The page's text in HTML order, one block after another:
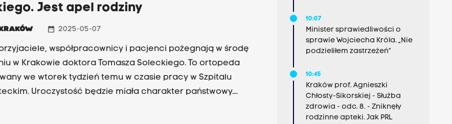
Jest apel rodziny
date_range 2025-05-07
przyjaciele, współpracownicy i pacjenci pożegnają w środę
w Krakowie doktora Tomasza Soleckiego. To ortopeda
we wtorek tydzień temu w czasie pracy w Szpitalu
Uroczystość będzie miała charakter państwowy.
10:07
Minister sprawiedliwości o
sprawie Wojciecha Króla. „Nie
podzieliłem zastrzeżeń”
10:45
Kraków prof. Agnieszki
Chłosty-Sikorskiej - Służba
zdrowia - odc. 8. - Zniknęły
rodzinne apteki. Jak PRL